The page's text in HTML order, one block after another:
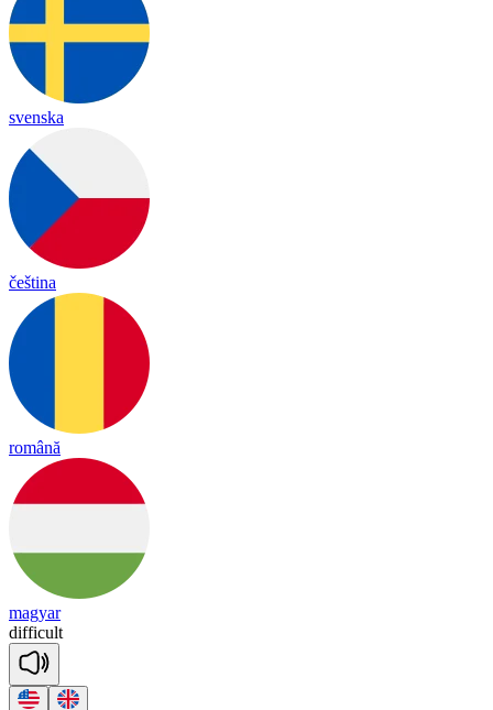
svenska
čeština
română
magyar
difficult